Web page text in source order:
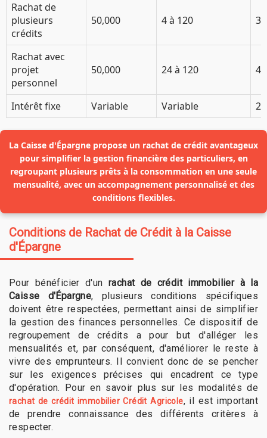
Rachat de
plusieurs
crédits
50,000 4 à 120
Rachat avec
projet
personnel
50,000 24 à 120
Intérêt fixe Variable Variable 2
La Caisse d'Épargne propose un rachat de crédit avantageux
pour simplifier la gestion financière des particuliers, en
regroupant plusieurs prêts à la consommation en une seule
mensualité, avec un accompagnement personnalisé et des
conditions flexibles.
Conditions de Rachat de Crédit à la Caisse
d'Épargne
Pour bénéficier d'un rachat de crédit immobilier à la
Caisse d'Épargne, plusieurs conditions spécifiques
doivent être respectées, permettant ainsi de simplifier
la gestion des finances personnelles. Ce dispositif de
regroupement de crédits a pour but d'alléger les
mensualités et, par conséquent, d'améliorer le reste à
vivre des emprunteurs. Il convient donc de se pencher
sur les exigences précises qui encadrent ce type
d'opération. Pour en savoir plus sur les modalités de
rachat de crédit immobilier Crédit Agricole, il est important
de prendre connaissance des différents critères à
respecter.